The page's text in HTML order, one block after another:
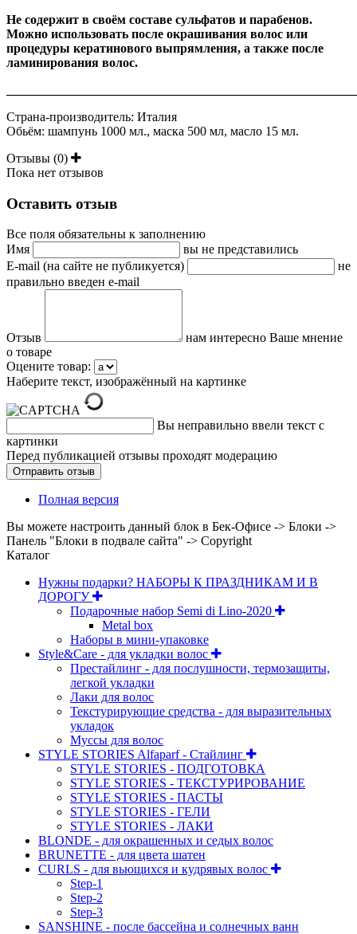
Не содержит в своём составе сульфатов и парабенов.
Можно использовать после окрашивания волос или
процедуры кератинового выпрямления, а также после
ламинирования волос.
Страна-производитель: Италия
Обьём: шампунь 1000 мл., маска 500 мл, масло 15 мл.
Отзывы (0)
Пока нет отзывов
Оставить отзыв
Все поля обязательны к заполнению
Имя
вы не представились
E-mail (на сайте не публикуется)
не
правильно введен e-mail
Отзыв
нам интересно Ваше мнение
о товаре
Оцените товар:
Наберите текст, изображённый на картинке
Вы неправильно ввели текст с
картинки
Перед публикацией отзывы проходят модерацию
Полная версия
Вы можете настроить данный блок в Бек-Офисе -> Блоки ->
Панель "Блоки в подвале сайта" -> Copyright
Каталог
Нужны подарки? НАБОРЫ К ПРАЗДНИКАМ И В
ДОРОГУ
Подарочные набор Semi di Lino-2020
Metal box
Наборы в мини-упаковке
Style&Care - для укладки волос
Престайлинг - для послушности, термозащиты,
легкой укладки
Лаки для волос
Текстурирующие средства - для выразительных
укладок
Муссы для волос
STYLE STORIES Alfaparf - Стайлинг
STYLE STORIES - ПОДГОТОВКА
STYLE STORIES - ТЕКСТУРИРОВАНИЕ
STYLE STORIES - ПАСТЫ
STYLE STORIES - ГЕЛИ
STYLE STORIES - ЛАКИ
BLONDE - для окрашенных и седых волос
BRUNETTE - для цвета шатен
CURLS - для вьющихся и кудрявых волос
Step-1
Step-2
Step-3
SANSHINE - после бассейна и солнечных ванн